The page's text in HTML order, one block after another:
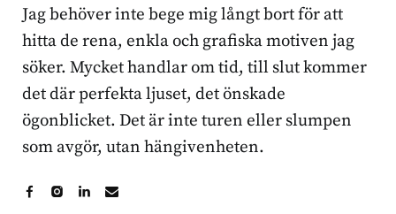
Jag behöver inte bege mig långt bort för att
hitta de rena, enkla och grafiska motiven jag
söker. Mycket handlar om tid, till slut kommer
det där perfekta ljuset, det önskade
ögonblicket. Det är inte turen eller slumpen
som avgör, utan hängivenheten.